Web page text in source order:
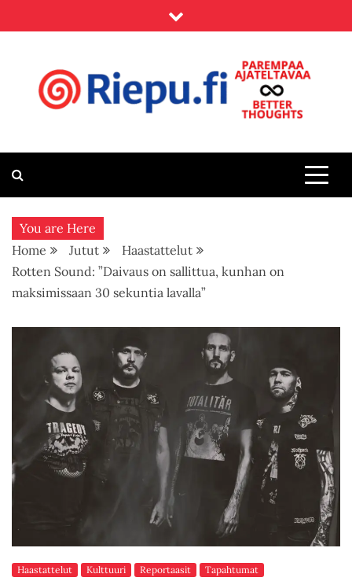
to
Riepu.fi
You are Here
Home
Jutut
Haastattelut
Rotten Sound: ”Daivaus on sallittua, kunhan on
maksimissaan 30 sekuntia lavalla”
Haastattelut Kulttuuri Reportaasit Tapahtumat